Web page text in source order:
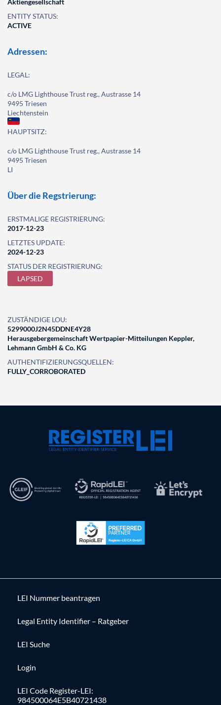
Aktiengesellschaft
ENTITY STATUS:
ACTIVE
Adressen:
LEGAL:
c/o LMG Lighthouse Trust reg., Austrasse 14
9495 Triesen
Liechtenstein
HAUPTSITZ:
c/o LMG Lighthouse Trust reg., Austrasse 14
9495 Triesen
LI
Über die Regstrierung:
ERSTMALIGE REGISTRIERUNG:
2017-12-23
LETZTES UPDATE:
2024-12-23
STATUS DER REGISTRIERUNG:
LAPSED
ZUSTÄNDIGE LOU:
5299000J2N45DDNE4Y28
Herausgebergemeinschaft Wertpapier-Mitteilungen Keppler,
Lehmann GmbH & Co. KG
AUTHENTIFIZIERUNGSQUELLEN:
FULLY_CORROBORATED
LEI Nummer beantragen
Legal Entity Identifier – Ratgeber
LEI Suche
Login
LEI Code Register-LEI:
984500064E5B40721438